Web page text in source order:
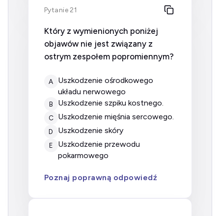
Pytanie 21
Który z wymienionych poniżej
objawów nie jest związany z
ostrym zespołem popromiennym?
A
uszkodzenie ośrodkowego
układu nerwowego
B uszkodzenie szpiku kostnego.
C uszkodzenie mięśnia sercowego.
D uszkodzenie skóry
E
uszkodzenie przewodu
pokarmowego
Poznaj poprawną odpowiedź